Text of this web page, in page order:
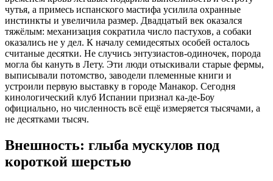
чутья, а примесь испанского мастифа усилила охранные
инстинкты и увеличила размер. Двадцатый век оказался
тяжёлым: механизация сократила число пастухов, а собаки
оказались не у дел. К началу семидесятых особей осталось
считаные десятки. Не случись энтузиастов-одиночек, порода
могла бы кануть в Лету. Эти люди отыскивали старые фермы,
выписывали потомство, заводели племенные книги и
устроили первую выставку в городе Манакор. Сегодня
кинологический клуб Испании признал ка-де-Боу
официально, но численность всё ещё измеряется тысячами, а
не десятками тысяч.
Внешность: глыба мускулов под
короткой шерстью